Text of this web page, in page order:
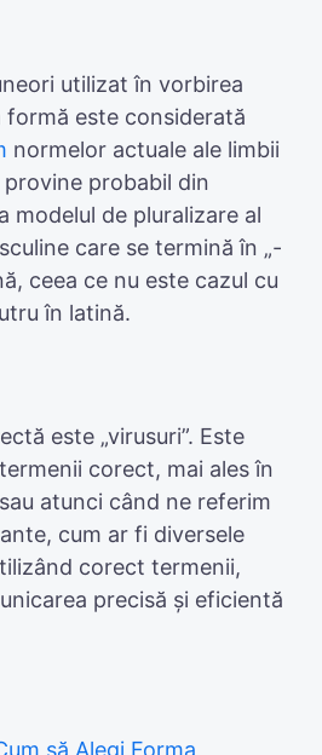
utilizat în vorbirea
formă este considerată
normelor actuale ale limbii
probabil din
modelul de pluralizare al
care se termină în „-
ceea ce nu este cazul cu
în latină.
este „virusuri”. Este
corect, mai ales în
atunci când ne referim
cum ar fi diversele
corect termenii,
precisă și eficientă